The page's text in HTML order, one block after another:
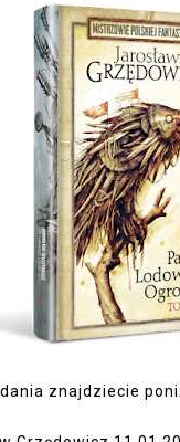
znajdziecie